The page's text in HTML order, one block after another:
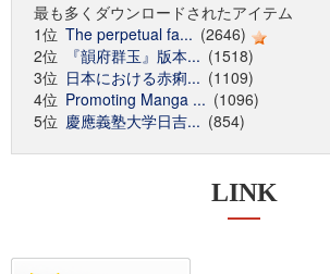
最も多くダウンロードされたアイテム
1位 The perpetual fa... (2646)
2位
『韻府群玉』版本... (1518)
3位 日本における赤痢... (1109)
4位 Promoting Manga ... (1096)
5位 慶應義塾大学日吉... (854)
LINK